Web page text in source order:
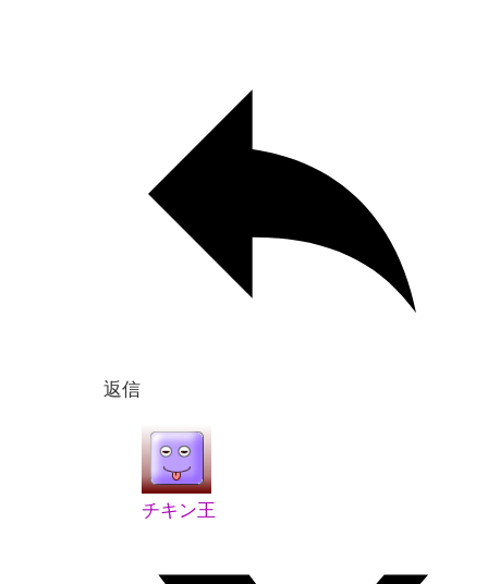
返信
チキン王